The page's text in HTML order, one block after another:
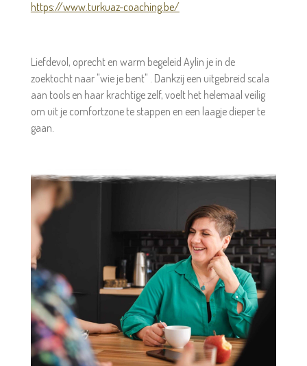
https://www.turkuaz-coaching.be/
Liefdevol, oprecht en warm begeleid Aylin je in de
zoektocht naar "wie je bent" . Dankzij een uitgebreid scala
aan tools en haar krachtige zelf, voelt het helemaal veilig
om uit je comfortzone te stappen en een laagje dieper te
gaan.